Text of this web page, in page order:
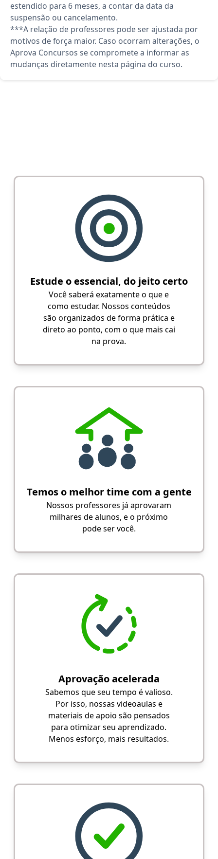
estendido para 6 meses, a contar da data da
suspensão ou cancelamento.
***A relação de professores pode ser ajustada por
motivos de força maior. Caso ocorram alterações, o
Aprova Concursos se compromete a informar as
mudanças diretamente nesta página do curso.
Estude o essencial, do jeito certo
Você saberá exatamente o que e
como estudar. Nossos conteúdos
são organizados de forma prática e
direto ao ponto, com o que mais cai
na prova.
Temos o melhor time com a gente
Nossos professores já aprovaram
milhares de alunos, e o próximo
pode ser você.
Aprovação acelerada
Sabemos que seu tempo é valioso.
Por isso, nossas videoaulas e
materiais de apoio são pensados
para otimizar seu aprendizado.
Menos esforço, mais resultados.